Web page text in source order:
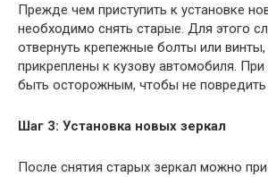
Прежде чем приступить к установке
необходимо снять старые. Для этого
отвернуть крепежные болты или
прикреплены к кузову автомобиля.
быть осторожным, чтобы не повредить
Шаг 3: Установка новых зеркал
После снятия старых зеркал можно